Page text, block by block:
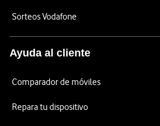
Sorteos Vodafone
Ayuda al cliente
Comparador de móviles
Repara tu dispositivo